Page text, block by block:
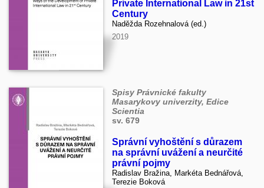
Private International Law in 21st
Century
Naděžda Rozehnalová (ed.)
2019
Spisy Právnické fakulty
Masarykovy univerzity, Edice
Scientia
sv. 679
Správní vyhoštění s důrazem
na správní uvážení a neurčité
právní pojmy
Radislav Bražina, Markéta Bednářová,
Terezie Boková